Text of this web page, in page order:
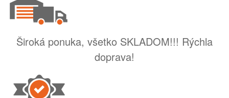
Široká ponuka, všetko SKLADOM!!! Rýchla
doprava!